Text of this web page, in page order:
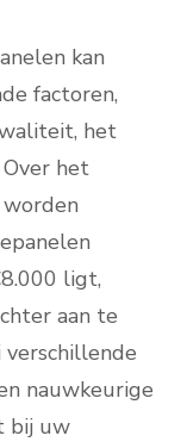
kan
factoren,
het
het
ligt,
aan te
nauwkeurige
bij uw